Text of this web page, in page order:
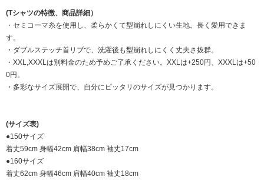
(Tシャツの特徴、商品詳細）
・セミコーマ糸を使用し、柔らかくて型崩れしにくい生地。長く愛用できま
す。
・ダブルステッチ首リブで、洗濯後も型崩れしにくく丈夫さ抜群。
・XXL,XXXLは別料金のため予めご了承ください。XXLは+250円、XXXLは+50
0円。
・多彩なサイズ展開で、自分にピッタリのサイズが見つかります。
(サイズ表)
●150サイズ
着丈59cm 身幅42cm 肩幅38cm 袖丈17cm
●160サイズ
着丈62cm 身幅46cm 肩幅40cm 袖丈18cm